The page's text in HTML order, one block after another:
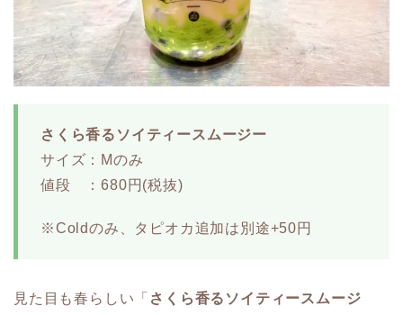
さくら香るソイティースムージー
サイズ：Mのみ
値段 ：680円(税抜)
※Coldのみ、タピオカ追加は別途+50円
見た目も春らしい「 さくら香るソイティースムージ